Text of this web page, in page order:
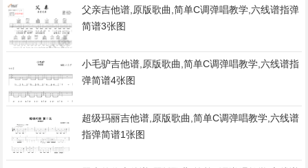
父亲吉他谱,原版歌曲,简单C调弹唱教学,六线谱指弹
简谱3张图
小毛驴吉他谱,原版歌曲,简单C调弹唱教学,六线谱指
弹简谱4张图
超级玛丽吉他谱,原版歌曲,简单C调弹唱教学,六线谱
指弹简谱1张图